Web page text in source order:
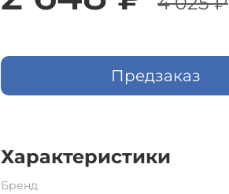
Предзаказ
Характеристики
Бренд